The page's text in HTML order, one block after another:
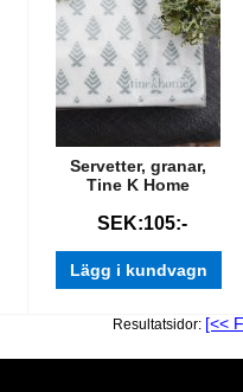
Servetter, granar,
Tine K Home
SEK:105:-
Lägg i kundvagn
Resultatsidor: [<<